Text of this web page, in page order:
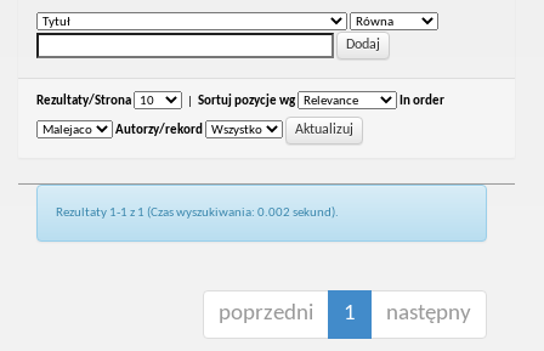
Rezultaty/Strona Sortuj pozycje wg In order
Autorzy/rekord
Rezultaty 1-1 z 1 (Czas wyszukiwania: 0.002 sekund).
poprzedni 1 następny